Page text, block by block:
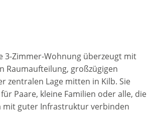
3-Zimmer-Wohnung überzeugt mit
Raumaufteilung, großzügigen
zentralen Lage mitten in Kilb. Sie
Paare, kleine Familien oder alle, die
mit guter Infrastruktur verbinden